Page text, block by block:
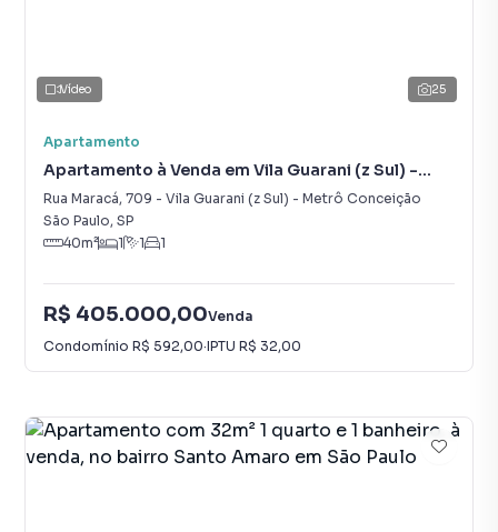
25
Vídeo
Apartamento
Apartamento à Venda em Vila Guarani (z Sul) -
Metrô Conceição
Rua Maracá, 709 - Vila Guarani (z Sul) - Metrô Conceição
São Paulo, SP
40m² 1 1 1
R$ 405.000,00Venda
Condomínio R$ 592,00·IPTU R$ 32,00